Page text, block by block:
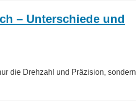
– Unterschiede und
die Drehzahl und Präzision, sondern